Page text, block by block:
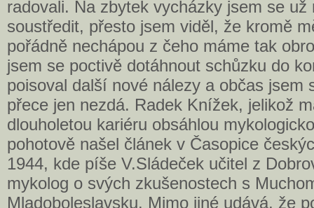
radovali. Na zbytek vycházky jsem se už
soustředit, přesto jsem viděl, že kromě
pořádně nechápou z čeho máme tak
jsem se poctivě dotáhnout schůzku do
poisoval další nové nálezy a občas jsem
přece jen nezdá. Radek Knížek, jelikož
dlouholetou kariéru obsáhlou
pohotově našel článek v Časopice
1944, kde píše V.Sládeček učitel z
mykolog o svých zkušenostech s
Mladoboleslavsku. Mimo jiné udává, že